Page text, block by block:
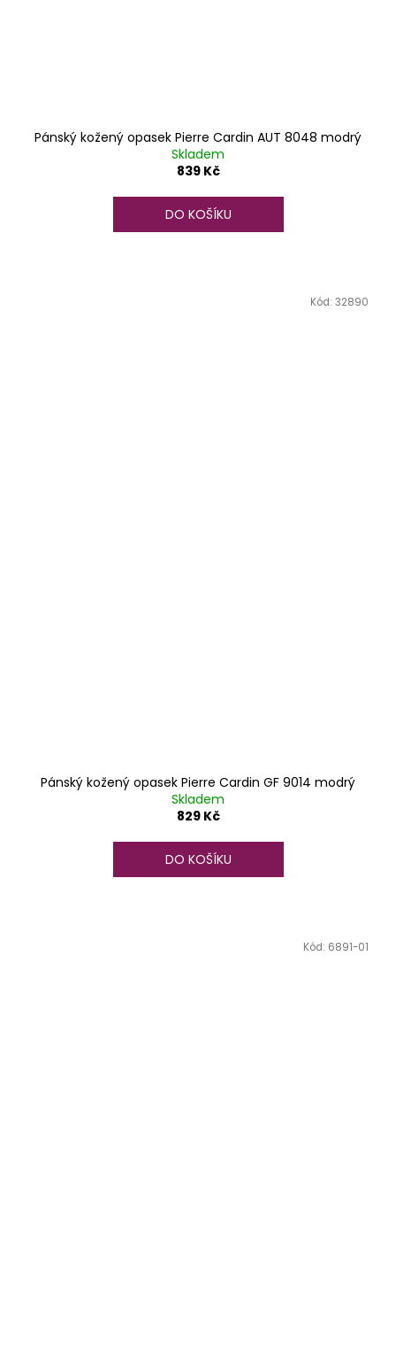
Pánský kožený opasek Pierre Cardin AUT 8048 modrý
Skladem
839 Kč
DO KOŠÍKU
Pánský kožený opasek Pierre Cardin GF 9014 modrý
Skladem
829 Kč
DO KOŠÍKU
Kód: 32890
Kód: 6891-01